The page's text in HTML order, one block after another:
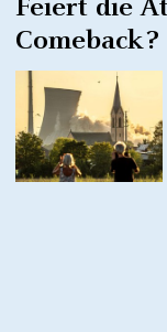
Feiert die
Comeback?